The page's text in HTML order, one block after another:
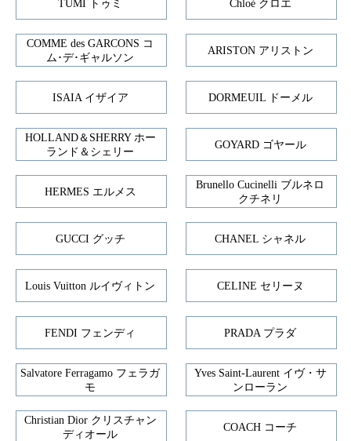
TUMI トゥミ Chloé クロエ
COMME des GARCONS コ
ム･デ･ギャルソン
ARISTON アリストン
ISAIA イザイア DORMEUIL ドーメル
HOLLAND＆SHERRY ホー
ランド＆シェリー
GOYARD ゴヤール
HERMES エルメス
Brunello Cucinelli ブルネロ
クチネリ
GUCCI グッチ CHANEL シャネル
Louis Vuitton ルイヴィトン CELINE セリーヌ
FENDI フェンディ PRADA プラダ
Salvatore Ferragamo フェラガ
モ
Yves Saint-Laurent イヴ・サ
ンローラン
Christian Dior クリスチャン
ディオール
COACH コーチ